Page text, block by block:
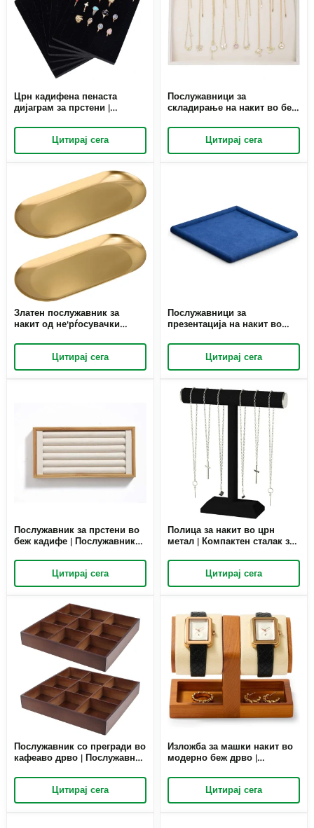
Црн кадифена пенаста
дијаграм за прстени |
мек сунѓер за малопродажба
и големопродажба | Richpack
Цитирај сега
Послужавници за
складирање на накит во беж
накит што може да се
склопи за малопродажба и
големопродажба | Richpack
Цитирај сега
Златен послужавник за
накит од не'рѓосувачки
накит и декоративен
послужавник | Richpack
Цитирај сега
Послужавници за
презентација на накит во
Премиум организатор на
послужавници за накит |
Richpack
Цитирај сега
Послужавник за прстени во
беж кадифе | Послужавник
бамбус велур за
малопродажба и
големопродажба | Richpack
Цитирај сега
Полица за накит во црн
метал | Компактен сталак за
малопродажни и
големопродажни витрини |
Richpack
Цитирај сега
Послужавник со прегради во
кафеаво дрво | Послужавник
повеќе прегради | Richpack
Цитирај сега
Изложба за машки накит во
модерно беж дрво |
на накит за малопродажна
презентација | Richpack
Цитирај сега